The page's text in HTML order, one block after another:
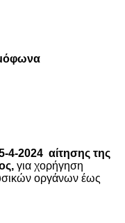
4-2024 αίτησης της
για χορήγηση
οργάνων έως